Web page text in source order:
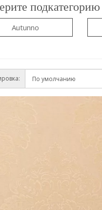
подкатегорию
Autunno